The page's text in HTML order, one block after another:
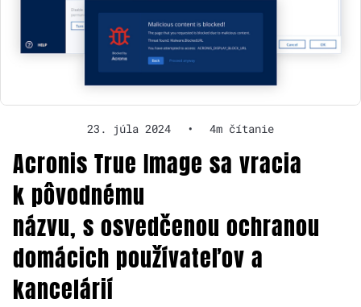
23. júla 2024 • 4m čítanie
Acronis True Image sa vracia
k pôvodnému
názvu, s osvedčenou ochranou
domácich používateľov a
kancelárií